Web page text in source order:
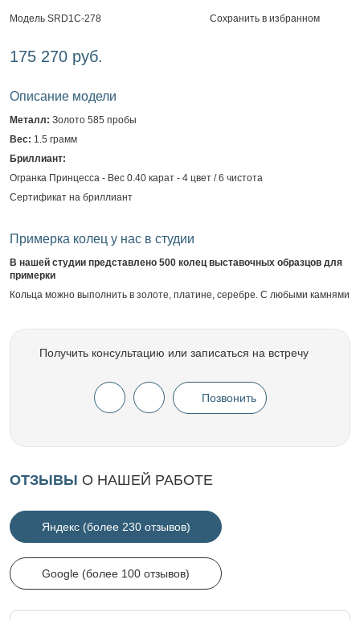
Модель SRD1C-278 Сохранить в избранном
175 270 руб.
Описание модели
Металл: Золото 585 пробы
Вес: 1.5 грамм
Бриллиант:
Огранка Принцесса - Вес 0.40 карат - 4 цвет / 6 чистота
Сертификат на бриллиант
Примерка колец у нас в студии
В нашей студии представлено 500 колец выставочных образцов для
примерки
Кольца можно выполнить в золоте, платине, серебре. С любыми камнями
Получить консультацию или записаться на встречу
Позвонить
ОТЗЫВЫ О НАШЕЙ РАБОТЕ
Яндекс (более 230 отзывов)
Google (более 100 отзывов)